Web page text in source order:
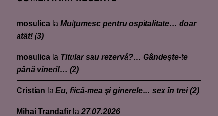
mosulica laMulţumesc pentru ospitalitate… doar
atât! (3)
mosulica la Titular sau rezervă?… Gândește-te
până vineri!… (2)
Cristian laEu, fiică-mea şi ginerele… sex în trei (2)
Mihai Trandafir la27.07.2026